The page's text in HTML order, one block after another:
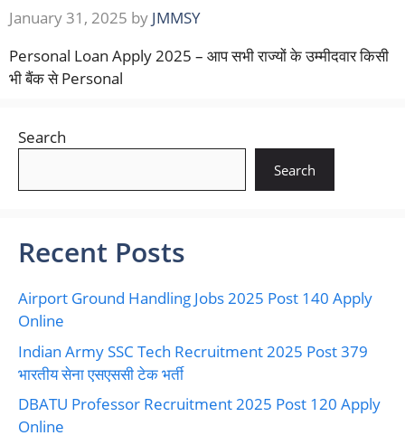
January 31, 2025 by JMMSY
Personal Loan Apply 2025 – आप सभी राज्यों के उम्मीदवार किसी
भी बैंक से Personal
Search
Search
Recent Posts
Airport Ground Handling Jobs 2025 Post 140 Apply
Online
Indian Army SSC Tech Recruitment 2025 Post 379
भारतीय सेना एसएससी टेक भर्ती
DBATU Professor Recruitment 2025 Post 120 Apply
Online